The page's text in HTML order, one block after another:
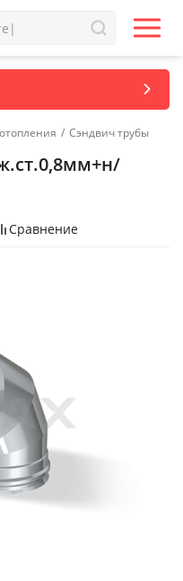
/ Сэндвич трубы
Сравнение